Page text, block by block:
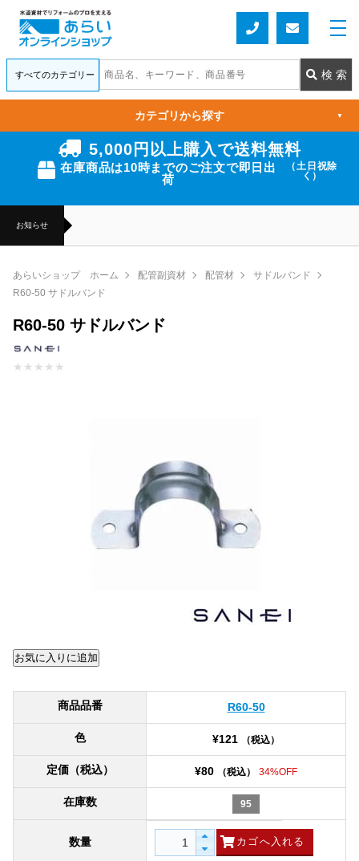
5,000円以上購入で送料無料
在庫商品は10時までのご注文で即日出
荷
（土日祝除
く）
お知らせ
カテゴリから探す ▼
あらいショップ ホーム 配管副資材 配管材
サドルバンド
R60-50 サドルバンド
R60-50 サドルバンド
★ ★ ★ ★ ★
商品品番 R60-50
色 ¥121 （税込）
定価（税込） ¥80 （税込） 34%OFF
在庫数 95
数量